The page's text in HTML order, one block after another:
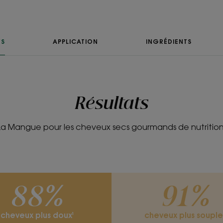
APPLICATION INGRÉDIENTS
Résultats
Mangue pour les cheveux secs gourmands de
88%
cheveux plus doux¹
91%
cheveux plus